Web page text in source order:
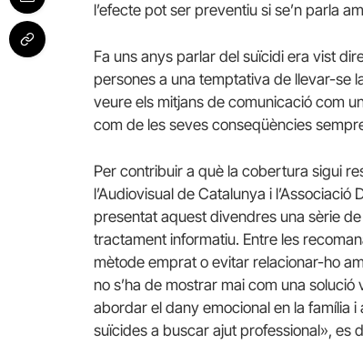
l’efecte pot ser preventiu si se’n parla
Fa uns anys parlar del suïcidi era vist
persones a una temptativa de llevar-se
veure els mitjans de comunicació com
com de les seves conseqüències
Per contribuir a què la cobertura sigui
l’Audiovisual de Catalunya i
presentat aquest divendres una sèrie
tractament informatiu. Entre les
mètode emprat o evitar relacionar-ho
no s’ha de mostrar mai com una
abordar el dany emocional en la família
suïcides a buscar ajut professional», es